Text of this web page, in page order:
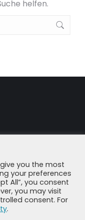
helfen.
you the most
your preferences
All”, you consent
you may visit
consent. For
.